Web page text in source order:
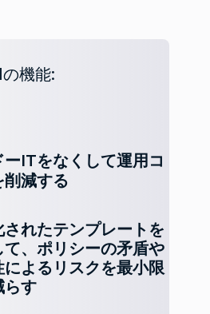
機能:
ーITをなくして運用コ
削減する
されたテンプレートを
て、ポリシーの矛盾や
によるリスクを最小限
らす